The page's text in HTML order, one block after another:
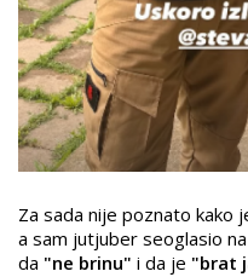
Za sada nije poznato kako
a sam jutjuber seoglasio
da "ne brinu" i da je "brat